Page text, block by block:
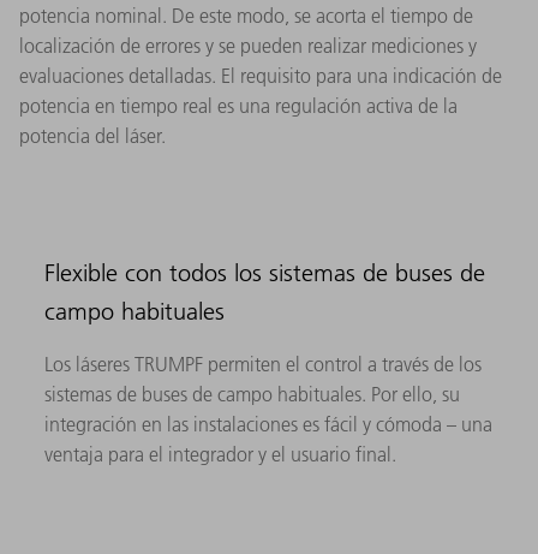
potencia nominal. De este modo, se acorta el tiempo de
localización de errores y se pueden realizar mediciones y
evaluaciones detalladas. El requisito para una indicación de
potencia en tiempo real es una regulación activa de la
potencia del láser.
Flexible con todos los sistemas de buses de
campo habituales
Los láseres TRUMPF permiten el control a través de los
sistemas de buses de campo habituales. Por ello, su
integración en las instalaciones es fácil y cómoda – una
ventaja para el integrador y el usuario final.